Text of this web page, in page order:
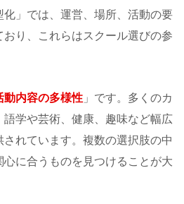
」では、運営、場所、活動の要
り、これらはスクール選びの参
動内容の多様性 」です。多くのカ
語学や芸術、健康、趣味など幅広
れています。複数の選択肢の中
に合うものを見つけることが大